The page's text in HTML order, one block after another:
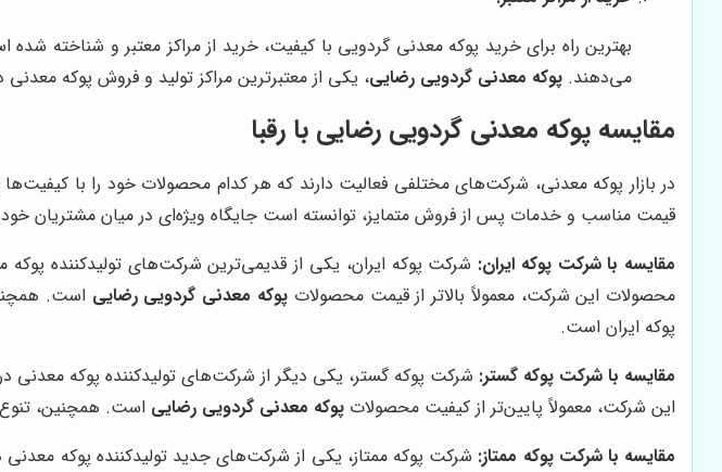
بهترین راه برای خرید پوکه معدنی گردویی با کیفیت، خرید از مراکز معتبر و شناخته
می‌دهند. پوکه معدنی گردویی رضایی، یکی از معتبرترین مراکز تولید و فروش پوکه
مقایسه پوکه معدنی گردویی رضایی با رقبا
در بازار پوکه معدنی، شرکت‌های مختلفی فعالیت دارند که هر کدام محصولات خود را با
قیمت مناسب و خدمات پس از فروش متمایز، توانسته است جایگاه ویژه‌ای در میان مشتریان خود
مقایسه با شرکت پوکه ایران: شرکت پوکه ایران، یکی از قدیمی‌ترین شرکت‌های تولیدکننده
محصولات این شرکت، معمولاً بالاتر از قیمت محصولات پوکه معدنی گردویی رضایی است.
پوکه ایران است.
مقایسه با شرکت پوکه گستر: شرکت پوکه گستر، یکی دیگر از شرکت‌های تولیدکننده پوکه
این شرکت، معمولاً پایین‌تر از کیفیت محصولات پوکه معدنی گردویی رضایی است. همچنین،
مقایسه با شرکت پوکه ممتاز: شرکت پوکه ممتاز، یکی از شرکت‌های جدید تولیدکننده پوکه